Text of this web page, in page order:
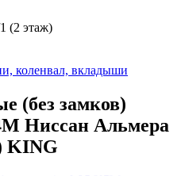
(2 этаж)
коленвал, вкладыши
(без замков)
Ниссан Альмера
KING